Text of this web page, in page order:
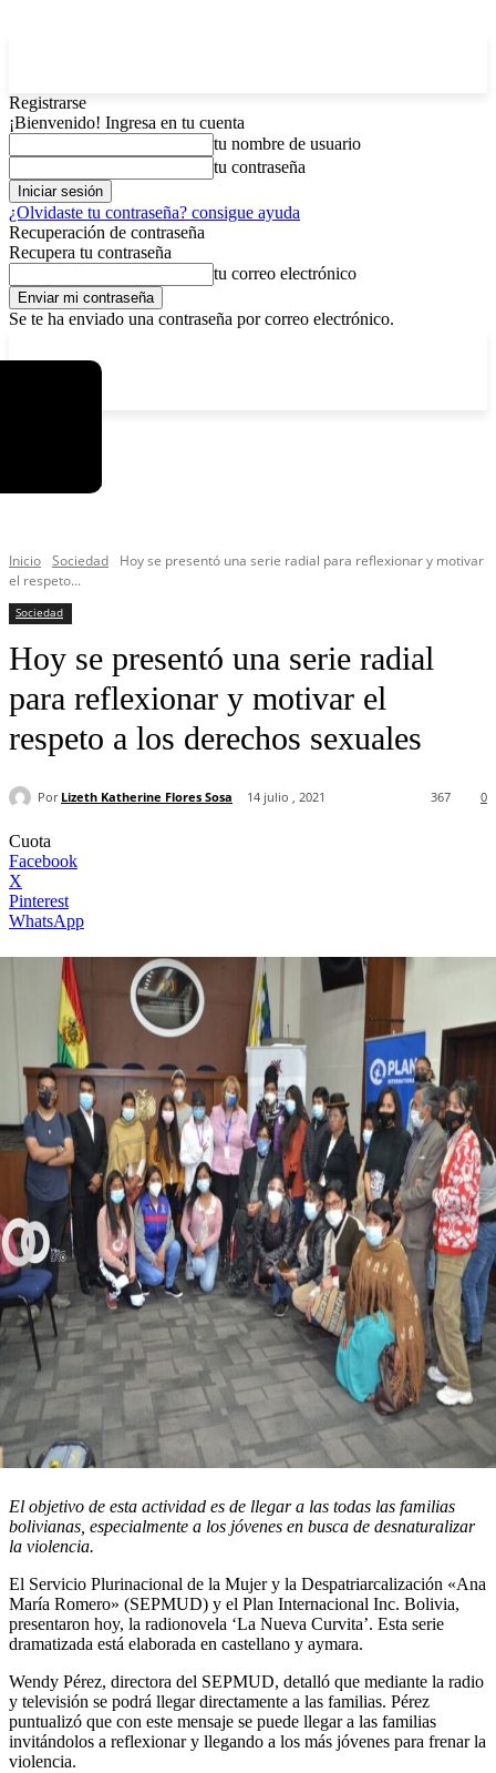
Registrarse
¡Bienvenido! Ingresa en tu cuenta
tu nombre de usuario
tu contraseña
¿Olvidaste tu contraseña? consigue ayuda
Recuperación de contraseña
Recupera tu contraseña
tu correo electrónico
Se te ha enviado una contraseña por correo electrónico.
Inicio Sociedad
Hoy se presentó una serie radial para reflexionar y motivar
el respeto...
Sociedad
Hoy se presentó una serie radial
para reflexionar y motivar el
respeto a los derechos sexuales
Por Lizeth Katherine Flores Sosa 14 julio , 2021 0
367
Cuota
Facebook
X
Pinterest
WhatsApp
El objetivo de esta actividad es de llegar a las todas las familias
bolivianas, especialmente a los jóvenes en busca de desnaturalizar
la violencia.
El Servicio Plurinacional de la Mujer y la Despatriarcalización «Ana
María Romero» (SEPMUD) y el Plan Internacional Inc. Bolivia,
presentaron hoy, la radionovela ‘La Nueva Curvita’. Esta serie
dramatizada está elaborada en castellano y aymara.
Wendy Pérez, directora del SEPMUD, detalló que mediante la radio
y televisión se podrá llegar directamente a las familias. Pérez
puntualizó que con este mensaje se puede llegar a las familias
invitándolos a reflexionar y llegando a los más jóvenes para frenar la
violencia.